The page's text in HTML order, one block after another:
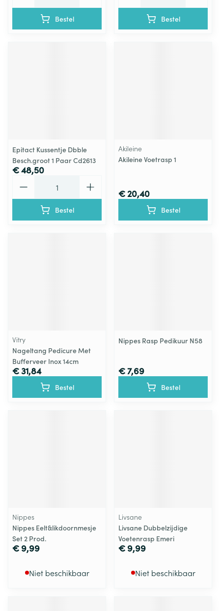
Bestel Bestel
Epitact Kussentje Dbble
Besch.groot 1 Paar Cd2613
€ 48,50
Bestel
Akileine
Akileine Voetrasp 1
€ 20,40
Bestel
Vitry
Nageltang Pedicure Met
Bufferveer Inox 14cm
€ 31,84
Bestel
Nippes Rasp Pedikuur N58
€ 7,69
Bestel
Nippes
Nippes Eelt&likdoornmesje
Set 2 Prod.
€ 9,99
Niet beschikbaar
Livsane
Livsane Dubbelzijdige
Voetenrasp Emeri
€ 9,99
Niet beschikbaar